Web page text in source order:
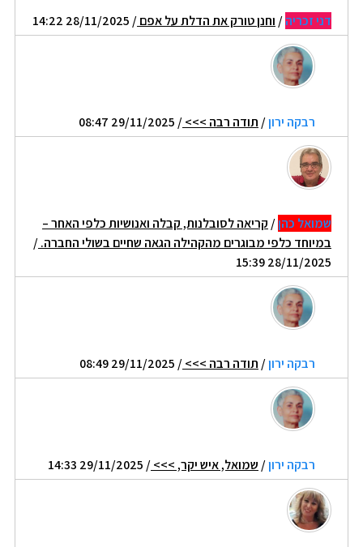
דני זכריה/ וחנן טורק את הדלת על אפם/ 28/11/2025 14:22
רבקה ירון/ תודה רבה >>>/ 29/11/2025 08:47
שמואל כהן/ קריאה לסובלנות, קבלה ואנושיות כלפי האחר –
במיוחד כלפי מבוגרים מהקהילה הגאה שחיים בשולי החברה./
28/11/2025 15:39
רבקה ירון/ תודה רבה >>>/ 29/11/2025 08:49
רבקה ירון/ שמואל, איש יקר, >>>/ 29/11/2025 14:33